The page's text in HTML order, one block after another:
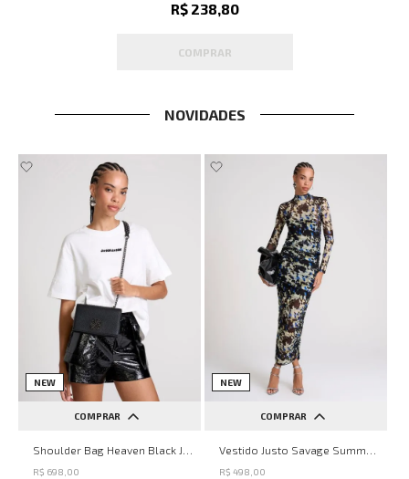
R$ 238,80
COMPRAR
NOVIDADES
NEW
COMPRAR
UN
R$ 698 00
NEW
COMPRAR
PP P M G
R$ 498 00